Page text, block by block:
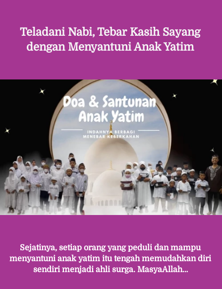
Teladani Nabi, Tebar Kasih Sayang
dengan Menyantuni Anak Yatim
Sejatinya, setiap orang yang peduli dan mampu
menyantuni anak yatim itu tengah memudahkan diri
sendiri menjadi ahli surga. MasyaAllah…